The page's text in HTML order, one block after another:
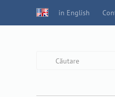
in English